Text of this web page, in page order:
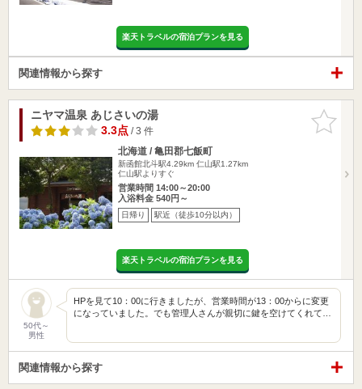
楽天トラベルの宿泊プランを見る
関連情報から探す
お気に入
りに追加
ニヤマ温泉 あじさいの湯
3.3点/ 3 件
北海道 / 亀田郡七飯町
新函館北斗駅4.29km 仁山駅1.27km
仁山駅よりすぐ
営業時間 14:00～20:00
入浴料金 540円～
日帰り 駅近（徒歩10分以内）
楽天トラベルの宿泊プランを見る
50代～
男性
HPを見て10：00に行きましたが、営業時間が13：00からに変更
になっていました。でも管理人さんが親切に鍵を空けてくれて…
関連情報から探す